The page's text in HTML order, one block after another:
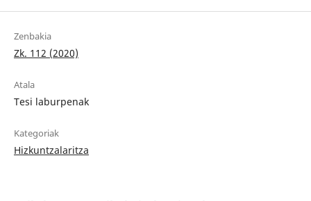
Zenbakia
Zk. 112 (2020)
Atala
Tesi laburpenak
Kategoriak
Hizkuntzalaritza